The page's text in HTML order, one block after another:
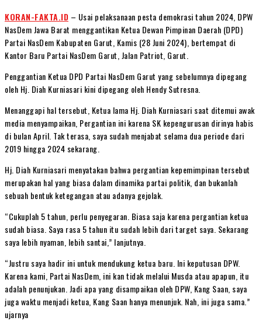
KORAN-FAKTA.ID – Usai pelaksanaan pesta demokrasi tahun 2024, DPW
NasDem Jawa Barat menggantikan Ketua Dewan Pimpinan Daerah (DPD)
Partai NasDem Kabupaten Garut, Kamis (28 Juni 2024), bertempat di
Kantor Baru Partai NasDem Garut, Jalan Patriot, Garut.
Penggantian Ketua DPD Partai NasDem Garut yang sebelumnya dipegang
oleh Hj. Diah Kurniasari kini dipegang oleh Hendy Sutresna.
Menanggapi hal tersebut, Ketua lama Hj. Diah Kurniasari saat ditemui awak
media menyampaikan, Pergantian ini karena SK kepengurusan dirinya habis
di bulan April. Tak terasa, saya sudah menjabat selama dua periode dari
2019 hingga 2024 sekarang.
Hj. Diah Kurniasari menyatakan bahwa pergantian kepemimpinan tersebut
merupakan hal yang biasa dalam dinamika partai politik, dan bukanlah
sebuah bentuk ketegangan atau adanya gejolak.
“Cukuplah 5 tahun, perlu penyegaran. Biasa saja karena pergantian ketua
sudah biasa. Saya rasa 5 tahun itu sudah lebih dari target saya. Sekarang
saya lebih nyaman, lebih santai,” lanjutnya.
“Justru saya hadir ini untuk mendukung ketua baru. Ini keputusan DPW.
Karena kami, Partai NasDem, ini kan tidak melalui Musda atau apapun, itu
adalah penunjukan. Jadi apa yang disampaikan oleh DPW, Kang Saan, saya
juga waktu menjadi ketua, Kang Saan hanya menunjuk. Nah, ini juga sama.”
ujarnya